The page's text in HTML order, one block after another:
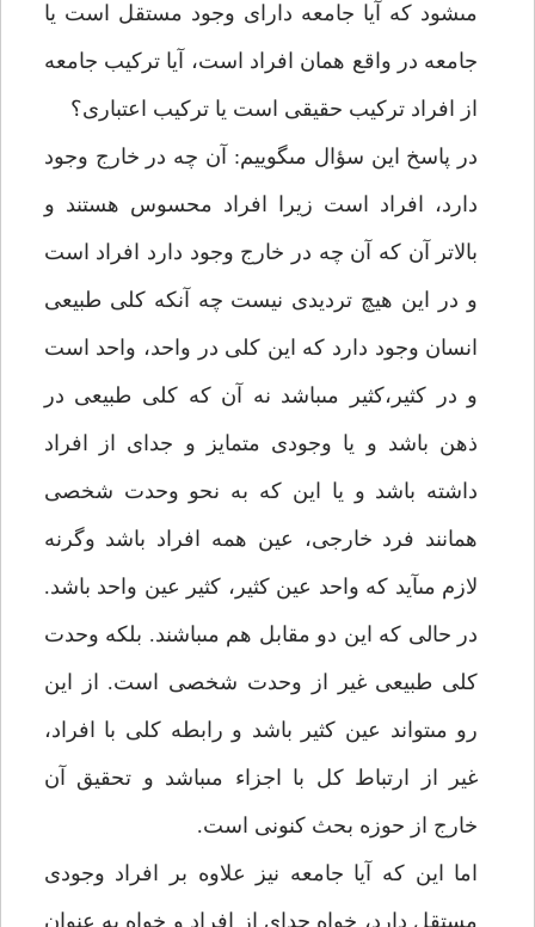
مى‏شود كه آيا جامعه داراى وجود مستقل است يا
جامعه در واقع همان افراد است، آيا تركيب جامعه
از افراد تركيب حقيقى است يا تركيب اعتبارى؟
در پاسخ اين سؤال مى‏گوييم: آن چه در خارج وجود
دارد، افراد است زيرا افراد محسوس هستند و
بالاتر آن كه آن چه در خارج وجود دارد افراد است
و در اين هيچ ترديدى نيست چه آنكه كلى طبيعى
انسان وجود دارد كه اين كلى در واحد، واحد است
و در كثير،كثير مى‏باشد نه آن كه كلى طبيعى در
ذهن باشد و يا وجودى متمايز و جداى از افراد
داشته باشد و يا اين كه به نحو وحدت شخصى
همانند فرد خارجى، عين همه افراد باشد وگرنه
لازم مى‏آيد كه واحد عين كثير، كثير عين واحد باشد.
در حالى كه اين دو مقابل هم مى‏باشند. بلكه وحدت
كلى طبيعى غير از وحدت شخصى است. از اين
رو مى‏تواند عين كثير باشد و رابطه كلى با افراد،
غير از ارتباط كل با اجزاء مى‏باشد و تحقيق آن
خارج از حوزه بحث كنونى است.
اما اين كه آيا جامعه نيز علاوه بر افراد وجودى
مستقل دارد، خواه جداى از افراد و خواه به عنوان